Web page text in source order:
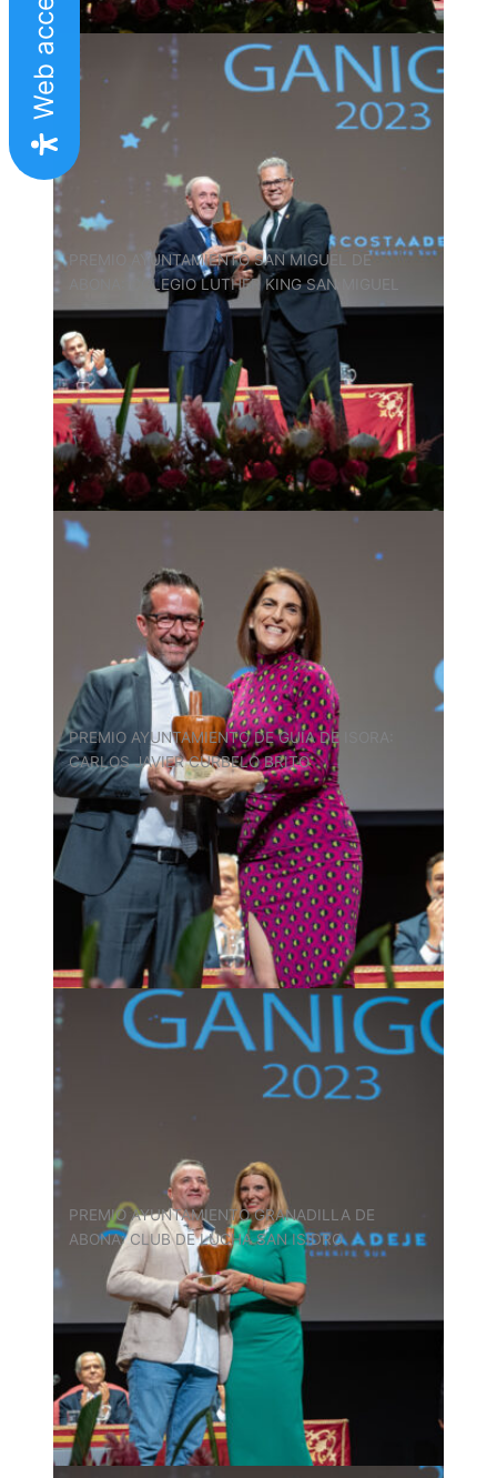
PREMIO AYUNTAMIENTO SAN MIGUEL DE
ABONA: COLEGIO LUTHER KING SAN MIGUEL
PREMIO AYUNTAMIENTO DE GUÍA DE ISORA:
CARLOS JAVIER CURBELO BRITO
PREMIO AYUNTAMIENTO GRANADILLA DE
ABONA: CLUB DE LUCHA SAN ISIDRO